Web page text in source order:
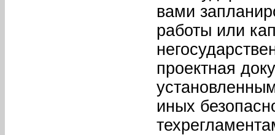
вами
работы или
проектная
иных